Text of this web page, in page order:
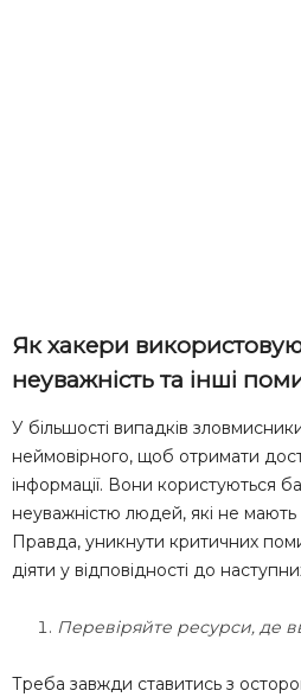
Як хакери
неуважність та інші
У більшості випадків
неймовірного, щоб отримати
інформації. Вони користуються
неуважністю людей, які не мають
Правда, уникнути критичних
діяти у відповідності до
Перевіряйте ресурси, де
Треба завжди ставитись з